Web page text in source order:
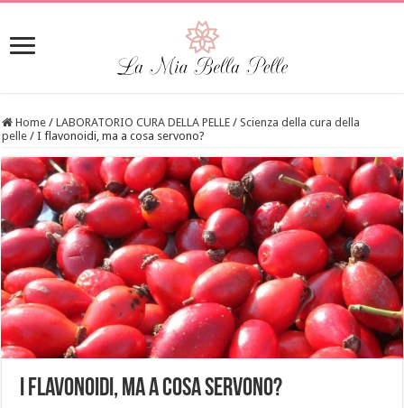
Home / LABORATORIO CURA DELLA PELLE / Scienza della cura della
pelle / I flavonoidi, ma a cosa servono?
I flavonoidi, ma a cosa servono?